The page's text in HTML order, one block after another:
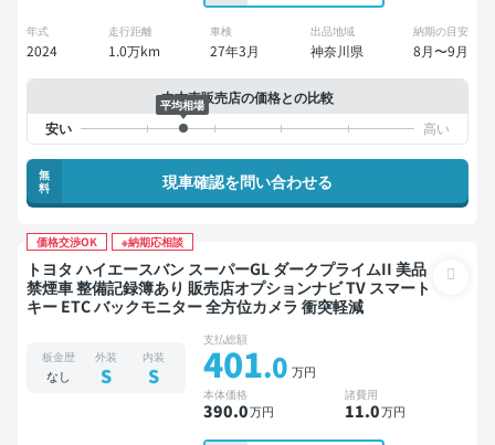
年式
2024
走行距離
1.0万km
車検
27年3月
出品地域
神奈川県
納期の目安
8月〜9月
中古車販売店の価格との比較
平均相場
無
料
現車確認を問い合わせる
価格交渉OK ※納期応相談
トヨタ ハイエースバン スーパーGL ダークプライムII 美品
禁煙車 整備記録簿あり 販売店オプションナビ TV スマート
キー ETC バックモニター 全方位カメラ 衝突軽減
板金歴
なし
外装
S
内装
S
支払総額
401.0 万円
本体価格
390.0万円
諸費用
11.0万円